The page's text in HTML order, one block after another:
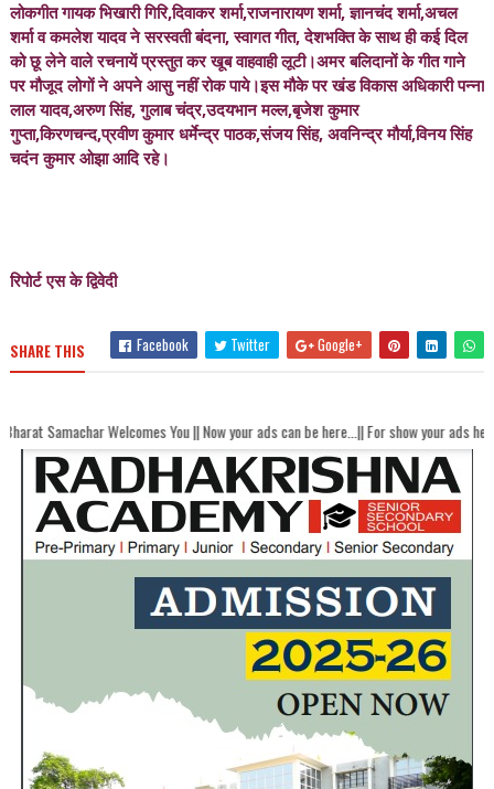
लोकगीत गायक भिखारी गिरि,दिवाकर शर्मा,राजनारायण शर्मा, ज्ञानचंद शर्मा,अचल
शर्मा व कमलेश यादव ने सरस्वती बंदना, स्वागत गीत, देशभक्ति के साथ ही कई दिल
को छू लेने वाले रचनायें प्रस्तुत कर खूब वाहवाही लूटी।अमर बलिदानों के गीत गाने
पर मौजूद लोगों ने अपने आसु नहीं रोक पाये।इस मौके पर खंड विकास अधिकारी पन्ना
लाल यादव,अरुण सिंह, गुलाब चंद्र,उदयभान मल्ल,बृजेश कुमार
गुप्ता,किरणचन्द,प्रवीण कुमार धर्मेन्द्र पाठक,संजय सिंह, अवनिन्द्र मौर्या,विनय सिंह
चदंन कुमार ओझा आदि रहे।
रिपोर्ट एस के द्विवेदी
SHARE THIS Facebook Twitter Google+
Welcomes You || Now your ads can be here...|| For show your ads here contact